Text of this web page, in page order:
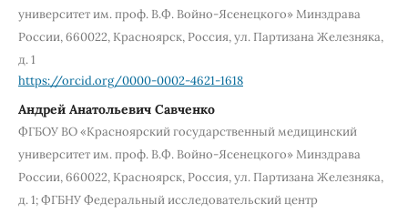
университет им. проф. В.Ф. Войно-Ясенецкого» Минздрава
России, 660022, Красноярск, Россия, ул. Партизана Железняка,
д. 1
https://orcid.org/0000-0002-4621-1618
Андрей Анатольевич Савченко
ФГБОУ ВО «Красноярский государственный медицинский
университет им. проф. В.Ф. Войно-Ясенецкого» Минздрава
России, 660022, Красноярск, Россия, ул. Партизана Железняка,
д. 1; ФГБНУ Федеральный исследовательский центр